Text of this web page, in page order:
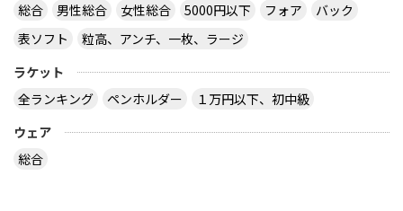
総合
男性総合 女性総合 5000円以下 フォア
バック
表ソフト
粒高、アンチ、一枚、ラージ
ラケット
全ランキング
ペンホルダー
１万円以下、初中級
ウェア
総合